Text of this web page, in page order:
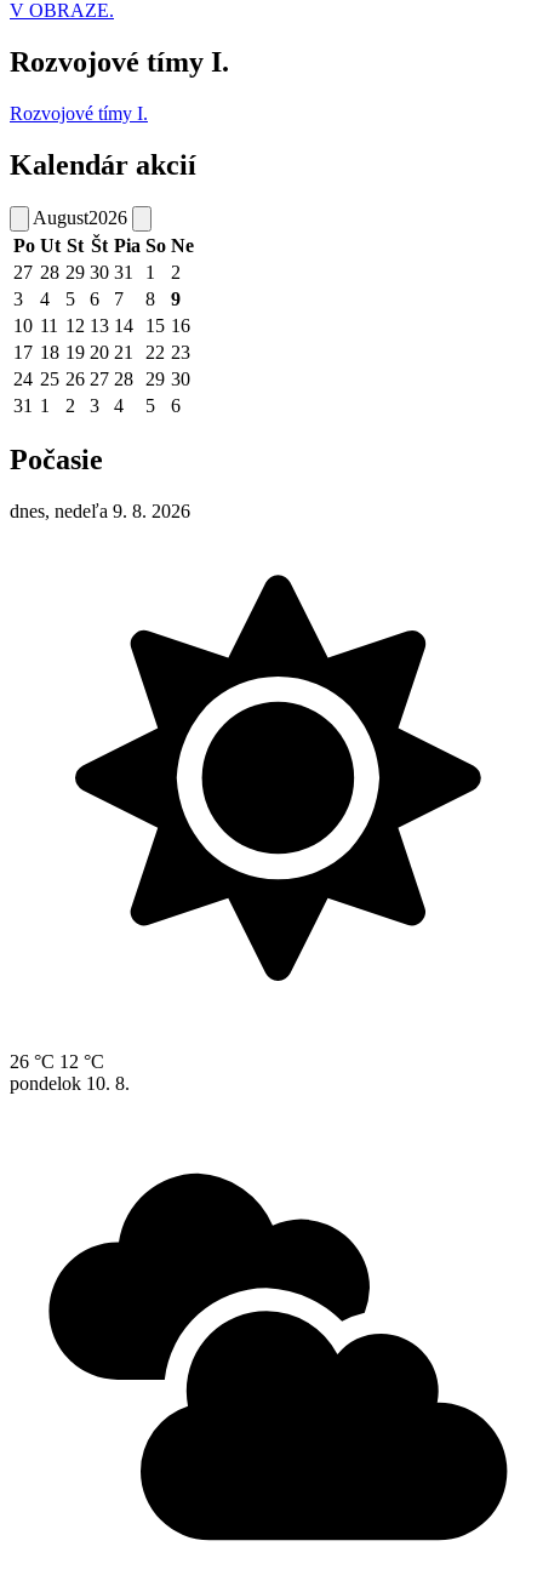
V OBRAZE.
Rozvojové tímy I.
Rozvojové tímy I.
Kalendár akcií
August2026
Po Ut St Št Pia So Ne
27 28 29 30 31 1
2
3
4 5 6 7 8
9
10 11 12 13 14 15 16
17 18 19 20 21 22 23
24 25 26 27 28 29 30
31 1 2 3 4 5 6
Počasie
dnes, nedeľa 9. 8. 2026
26 °C 12 °C
pondelok 10. 8.